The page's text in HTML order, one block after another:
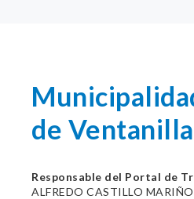
de
Responsable del Portal de
ALFREDO CASTILLO MARIÑO